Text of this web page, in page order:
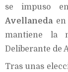
se impuso
Avellanedaen
mantiene la
Deliberante de
Tras unas